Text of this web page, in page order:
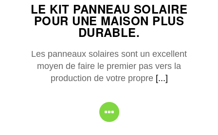
LE KIT PANNEAU SOLAIRE
POUR UNE MAISON PLUS
DURABLE.
Les panneaux solaires sont un excellent
moyen de faire le premier pas vers la
production de votre propre [...]